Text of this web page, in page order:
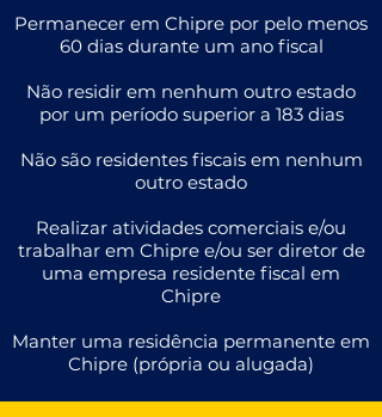
Permanecer em Chipre por pelo menos
60 dias durante um ano fiscal
Não residir em nenhum outro estado
por um período superior a 183 dias
Não são residentes fiscais em nenhum
outro estado
Realizar atividades comerciais e/ou
trabalhar em Chipre e/ou ser diretor de
uma empresa residente fiscal em
Chipre
Manter uma residência permanente em
Chipre (própria ou alugada)